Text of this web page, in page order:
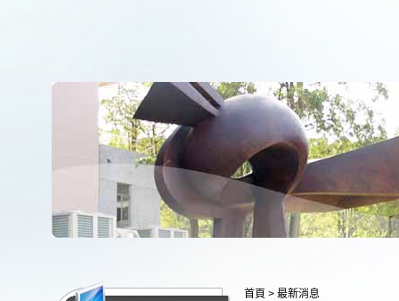
首頁 > 最新消息